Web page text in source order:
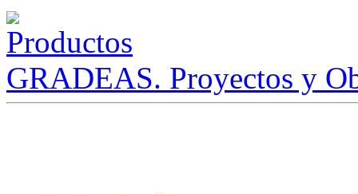
GRADEAS. Proyectos y